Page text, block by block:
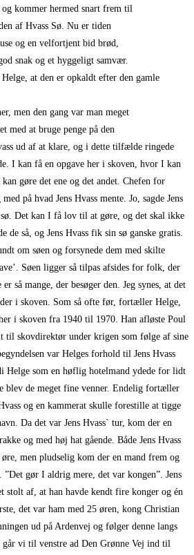
kommer hermed snart frem til
af Hvass Sø. Nu er tiden
og en velfortjent bid brød,
snak og et hyggeligt samvær.
at den er opkaldt efter den gamle
men den gang var man meget
med at bruge penge på den
ud af at klare, og i dette tilfælde ringede
I kan få en opgave her i skoven, hvor I kan
gøre det ene og det andet. Chefen for
på hvad Jens Hvass mente. Jo, sagde Jens
Det kan I få lov til at gøre, og det skal ikke
de så, og Jens Hvass fik sin sø ganske gratis.
om søen og forsynede dem med skilte
Søen ligger så tilpas afsides for folk, der
så mange, der besøger den. Jeg synes, at det
i skoven. Som så ofte før, fortæller Helge,
i skoven fra 1940 til 1970. Han afløste Poul
til skovdirektør under krigen som følge af sine
var Helges forhold til Jens Hvass
Helge som en høflig hotelmand ydede for lidt
blev de meget fine venner. Endelig fortæller
og en kammerat skulle forestille at tigge
Da det var Jens Hvass` tur, kom der en
og med høj hat gående. Både Jens Hvass
men pludselig kom der en mand frem og
”Det gør I aldrig mere, det var kongen”. Jens
stolt af, at han havde kendt fire konger og én
det var ham med 25 øren, kong Christian
ud på Ardenvej og følger denne langs
vi til venstre ad Den Grønne Vej ind til